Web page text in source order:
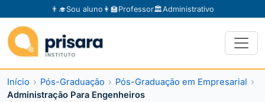
👨‍🎓Sou aluno 👩‍🏫Professor🏛️Administrativo
Início Pós-Graduação
Pós-Graduação em Empresarial
Administração Para Engenheiros